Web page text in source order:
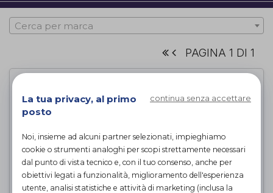
Cerca per marca
PAGINA 1 DI 1
La tua privacy, al primo
posto
continua senza accettare
Noi, insieme ad alcuni partner selezionati, impieghiamo
cookie o strumenti analoghi per scopi strettamente necessari
dal punto di vista tecnico e, con il tuo consenso, anche per
obiettivi legati a funzionalità, miglioramento dell'esperienza
utente, analisi statistiche e attività di marketing (inclusa la